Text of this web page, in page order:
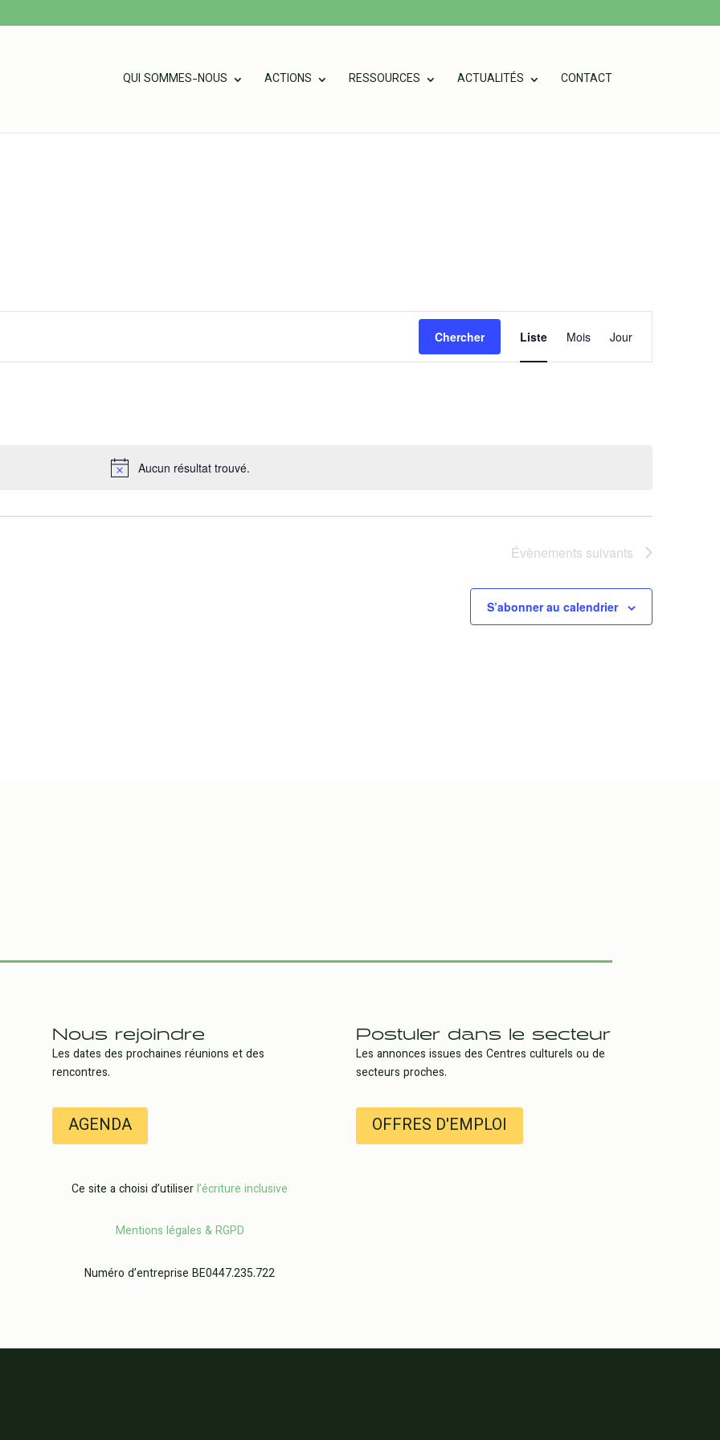
QUI SOMMES-NOUS ACTIONS RESSOURCES ACTUALITÉS CONTACT
Notice
Aucun résultat trouvé.
Chercher
de
Liste Mois Jour
Évènements suivants
S’abonner au calendrier
Nous rejoindre
Les dates des prochaines réunions et des
rencontres.
AGENDA
Postuler dans le secteur
Les annonces issues des Centres culturels ou de
secteurs proches.
OFFRES D'EMPLOI
Ce site a choisi d’utiliserl’écriture inclusive
Mentions légales & RGPD
Numéro d’entreprise BE0447.235.722